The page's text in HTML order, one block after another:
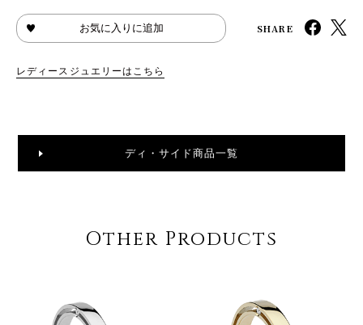
お気に入りに追加 SHARE
レディースジュエリーはこちら
ディ・サイド商品一覧
Other Products